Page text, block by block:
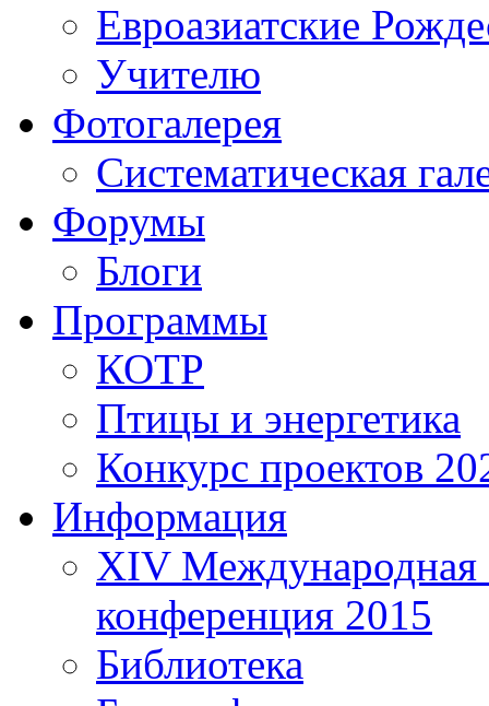
Евроазиатские
Учителю
Фотогалерея
Систематическая
Форумы
Блоги
Программы
КОТР
Птицы и энергетика
Конкурс проектов
Информация
XIV Международная
конференция 2015
Библиотека